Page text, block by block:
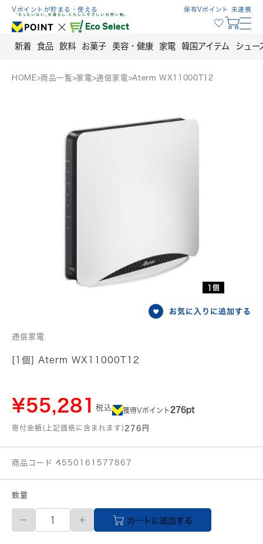
Skip
content
Vポイントが貯まる・使える 保有Vポイント 未連携
新着 食品 飲料 お菓子 美容・健康 家電 韓国アイテム シュー
HOME>商品一覧>家電>通信家電>Aterm WX11000T12
1個
お気に入りに追加する
通信家電
[1個] Aterm WX11000T12
¥55,281 税込 獲得Vポイント 276pt
寄付金額(上記価格に含まれます) 276円
商品コード 4550161577867
数量
Aterm
WX11000T12
個
カートに追加する